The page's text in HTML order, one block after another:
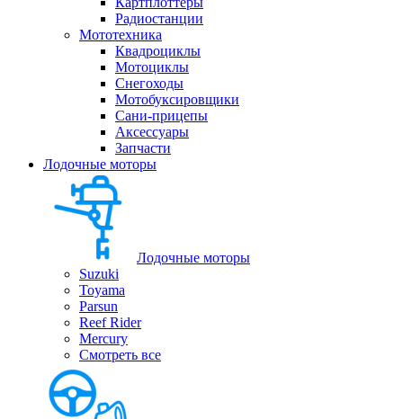
Радиостанции
Мототехника
Квадроциклы
Мотоциклы
Снегоходы
Мотобуксировщики
Сани-прицепы
Аксессуары
Запчасти
Лодочные моторы
Лодочные моторы
Suzuki
Toyama
Parsun
Reef Rider
Mercury
Смотреть все